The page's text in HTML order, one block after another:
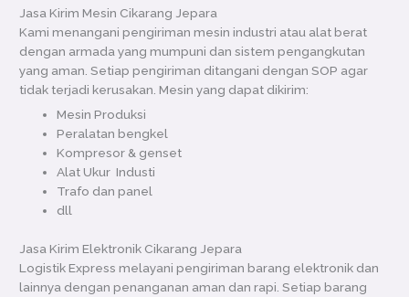
Jasa Kirim Mesin Cikarang Jepara
Kami menangani pengiriman mesin industri atau alat berat
dengan armada yang mumpuni dan sistem pengangkutan
yang aman. Setiap pengiriman ditangani dengan SOP agar
tidak terjadi kerusakan. Mesin yang dapat dikirim:
Mesin Produksi
Peralatan bengkel
Kompresor & genset
Alat Ukur Industi
Trafo dan panel
dll
Jasa Kirim Elektronik Cikarang Jepara
Logistik Express melayani pengiriman barang elektronik dan
lainnya dengan penanganan aman dan rapi. Setiap barang